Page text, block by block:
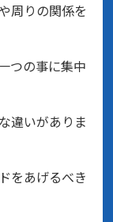
周りの関係を
つの事に集中
違いがありま
をあげるべき